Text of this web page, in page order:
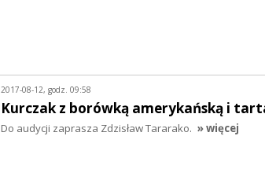
2017-08-12, godz. 09:58
Kurczak z borówką amerykańską i
Do audycji zaprasza Zdzisław Tararako. » więcej